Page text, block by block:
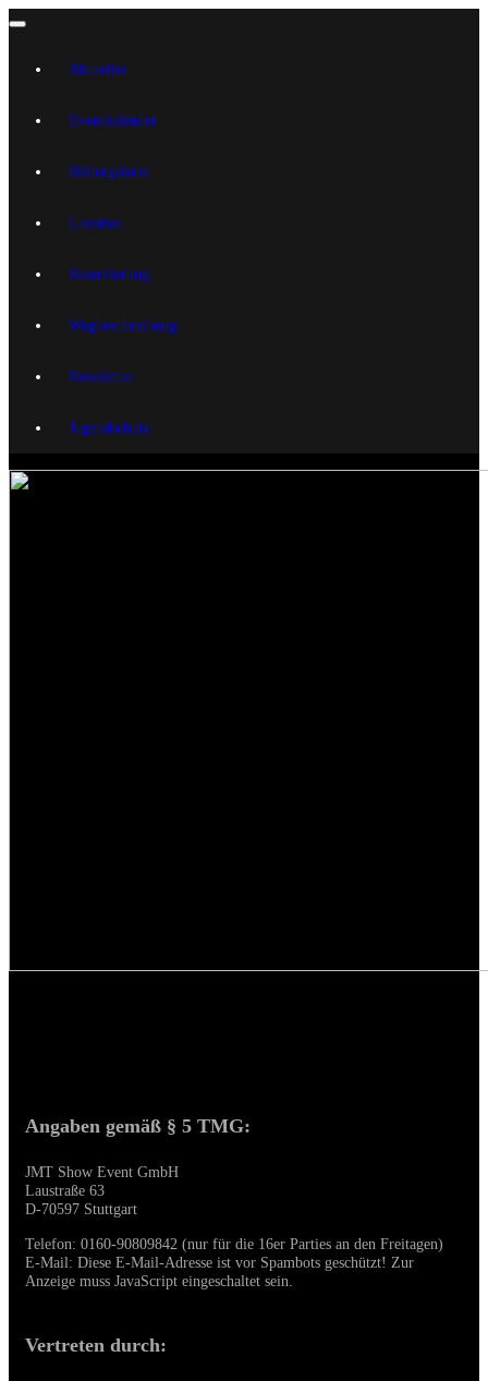
Aktuelles
Eventkalender
Bildergalerie
Location
Reservierung
Wegbeschreibung
Newsletter
Jugendschutz
Angaben gemäß § 5 TMG:
JMT Show Event GmbH
Laustraße 63
D-70597 Stuttgart
Telefon: 0160-90809842 (nur für die 16er Parties an den Freitagen)
E-Mail: Diese E-Mail-Adresse ist vor Spambots geschützt! Zur
Anzeige muss JavaScript eingeschaltet sein.
Vertreten durch: